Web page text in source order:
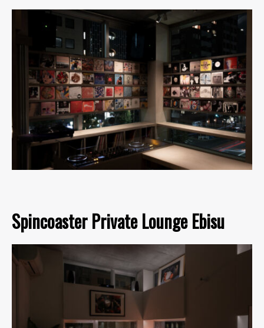
Spincoaster Private Lounge Ebisu